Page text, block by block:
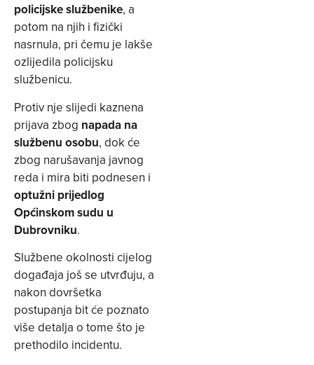
policijske službenike, a
potom na njih i fizički
nasrnula, pri čemu je lakše
ozlijedila policijsku
službenicu.
Protiv nje slijedi kaznena
prijava zbog napada na
službenu osobu, dok će
zbog narušavanja javnog
reda i mira biti podnesen i
optužni prijedlog
Općinskom sudu u
Dubrovniku.
Službene okolnosti cijelog
događaja još se utvrđuju, a
nakon dovršetka
postupanja bit će poznato
više detalja o tome što je
prethodilo incidentu.